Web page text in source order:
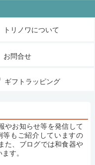
トリノワについて
お問合せ
ギフトラッピング
やお知らせ等を発信して
等もご紹介していますの
た、ブログでは和食器や
す。